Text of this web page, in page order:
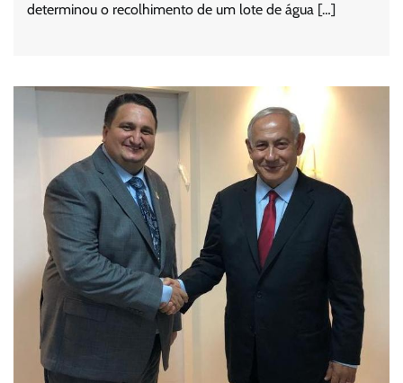
determinou o recolhimento de um lote de água […]